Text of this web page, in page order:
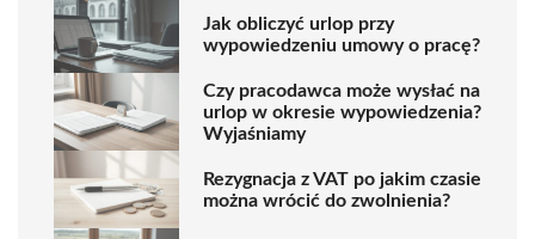
Jak obliczyć urlop przy
wypowiedzeniu umowy o pracę?
Czy pracodawca może wysłać na
urlop w okresie wypowiedzenia?
Wyjaśniamy
Rezygnacja z VAT po jakim czasie
można wrócić do zwolnienia?